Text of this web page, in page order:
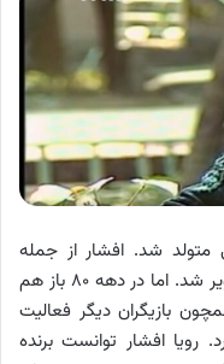
هجری شمسی متولد شد. افشار از جمله
بازیگرانی بود که در دهه ۶۰ ممنوع و التصویر شد. اما در دهه ۸۰ باز هم
بازیگران دیگر فعالیت
آغاز کرد. رویا افشار توانست برنده